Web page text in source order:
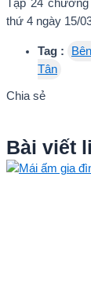
Tập 24 chương
thứ 4 ngày 15/
Tag :
Tân
Chia sẻ
Bài viết